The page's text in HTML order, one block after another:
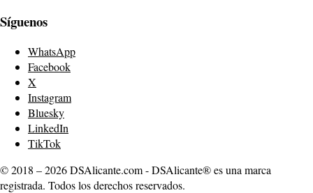
Síguenos
WhatsApp
Facebook
X
Instagram
Bluesky
LinkedIn
TikTok
© 2018 – 2026 DSAlicante.com - DSAlicante® es una marca
registrada. Todos los derechos reservados.